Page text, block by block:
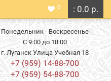
: 0.0 р.
0
Понедельник - Воскресенье
С 9:00 до 18:00
г. Луганск Улица Учебная 18
+7 (959) 14-88-700
+7 (959) 54-88-700